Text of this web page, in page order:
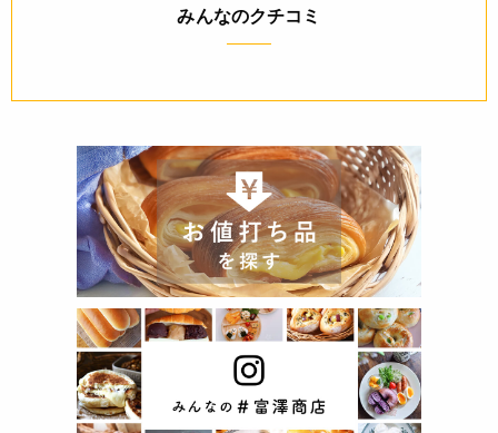
みんなのクチコミ